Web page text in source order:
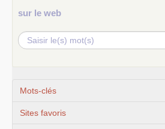
sur le web
Mots-clés
Sites favoris